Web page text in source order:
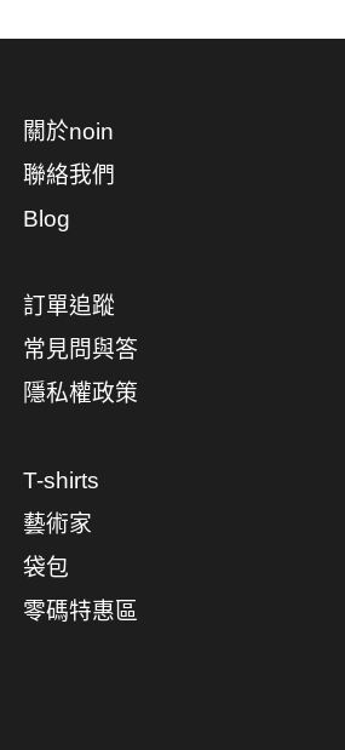
關於noin
聯絡我們
Blog
訂單追蹤
常見問與答
隱私權政策
T-shirts
藝術家
袋包
零碼特惠區